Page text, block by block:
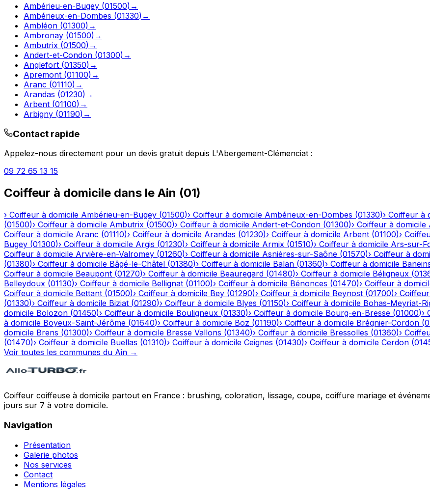
Ambérieu-en-Bugey (01500) →
Ambérieux-en-Dombes (01330) →
Ambléon (01300) →
Ambronay (01500) →
Ambutrix (01500) →
Andert-et-Condon (01300) →
Anglefort (01350) →
Apremont (01100) →
Aranc (01110) →
Arandas (01230) →
Arbent (01100) →
Arbigny (01190) →
Contact rapide
Appelez-nous directement pour un devis gratuit depuis L'Abergement-Clémenciat :
09 72 65 13 15
Coiffeur à domicile dans le Ain (01)
› Coiffeur à domicile Ambérieu-en-Bugey (01500)› Coiffeur à domicile Ambérieux-en-Dombes (01330)› Coiffeur à
(01500)› Coiffeur à domicile Ambutrix (01500)› Coiffeur à domicile Andert-et-Condon (01300)› Coiffeur à domicile
Coiffeur à domicile Aranc (01110)› Coiffeur à domicile Arandas (01230)› Coiffeur à domicile Arbent (01100)›
Bugey (01300)› Coiffeur à domicile Argis (01230)› Coiffeur à domicile Armix (01510)› Coiffeur à domicile Ars-sur-
Coiffeur à domicile Arvière-en-Valromey (01260)› Coiffeur à domicile Asnières-sur-Saône (01570)› Coiffeur à
(01380)› Coiffeur à domicile Bâgé-le-Châtel (01380)› Coiffeur à domicile Balan (01360)› Coiffeur à domicile
Coiffeur à domicile Beaupont (01270)› Coiffeur à domicile Beauregard (01480)› Coiffeur à domicile Béligneux (
Belleydoux (01130)› Coiffeur à domicile Bellignat (01100)› Coiffeur à domicile Bénonces (01470)› Coiffeur à
Coiffeur à domicile Bettant (01500)› Coiffeur à domicile Bey (01290)› Coiffeur à domicile Beynost (01700)›
(01330)› Coiffeur à domicile Biziat (01290)› Coiffeur à domicile Blyes (01150)› Coiffeur à domicile Bohas-Meyriat-
domicile Bolozon (01450)› Coiffeur à domicile Bouligneux (01330)› Coiffeur à domicile Bourg-en-Bresse (01000)›
à domicile Boyeux-Saint-Jérôme (01640)› Coiffeur à domicile Boz (01190)› Coiffeur à domicile Brégnier-Cordon (
domicile Brens (01300)› Coiffeur à domicile Bresse Vallons (01340)› Coiffeur à domicile Bressolles (01360)›
(01470)› Coiffeur à domicile Buellas (01310)› Coiffeur à domicile Ceignes (01430)› Coiffeur à domicile Cerdon (
Voir toutes les communes du Ain →
Coiffeur coiffeuse à domicile partout en France : brushing, coloration, lissage, coupe, coiffure mariage et
jours sur 7 à votre domicile.
Navigation
Présentation
Galerie photos
Nos services
Contact
Mentions légales